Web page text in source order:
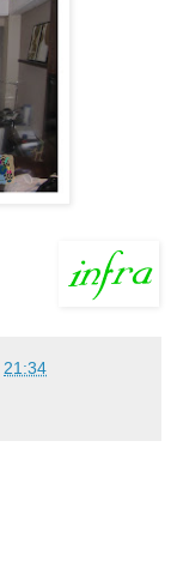
21:34